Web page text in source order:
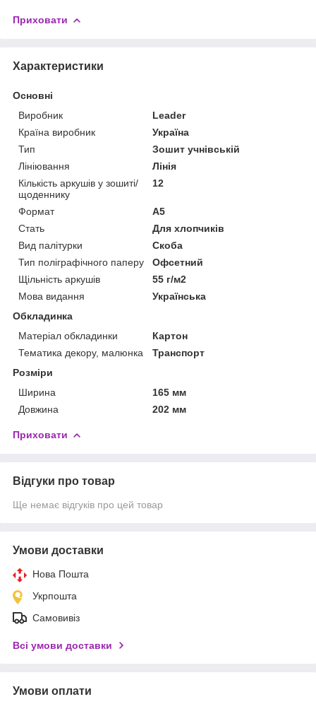
Приховати
Характеристики
Основні
Виробник
Leader
Країна виробник
Україна
Тип
Зошит учнівській
Лініювання
Лінія
Кількість аркушів у зошиті/
щоденнику
12
Формат
A5
Стать
Для хлопчиків
Вид палітурки
Скоба
Тип поліграфічного паперу
Офсетний
Щільність аркушів
55 г/м2
Мова видання
Українська
Обкладинка
Матеріал обкладинки
Картон
Тематика декору, малюнка
Транспорт
Розміри
Ширина
165 мм
Довжина
202 мм
Приховати
Відгуки про товар
Ще немає відгуків про цей товар
Умови доставки
Нова Пошта
Укрпошта
Самовивіз
Всі умови доставки
Умови оплати